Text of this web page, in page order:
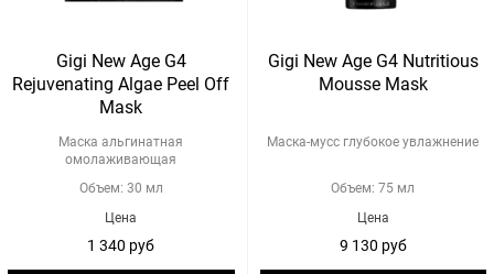
Gigi New Age G4
Rejuvenating Algae Peel Off
Mask
Маска альгинатная
омолаживающая
Объем: 30 мл
Цена
1 340 руб
Gigi New Age G4 Nutritious
Mousse Mask
Маска-мусс глубокое увлажнение
Объем: 75 мл
Цена
9 130 руб